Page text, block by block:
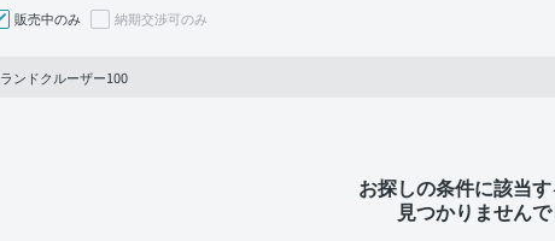
販売中のみ 納期交渉可のみ
ランドクルーザー100
お探しの条件に該当
見つかりませんで